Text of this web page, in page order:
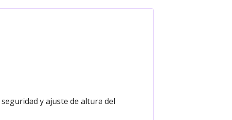
y ajuste de altura del